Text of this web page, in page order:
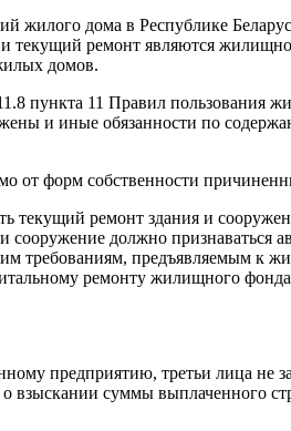
жилого дома в Республике
текущий ремонт являются
домов.
пункта 11 Правил пользования
и иные обязанности по
от форм собственности
текущий ремонт здания и
сооружение должно признаваться
требованиям, предъявляемым к
ремонту жилищного
предприятию, третьи лица не
суммы выплаченного